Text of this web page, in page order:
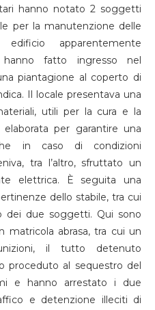
hanno notato 2 soggetti
per la manutenzione delle
apparentemente
hanno fatto ingresso nel
piantagione al coperto di
Il locale presentava una
utili per la cura e la
per garantire una
in caso di condizioni
tra l’altro, sfruttato un
elettrica. È seguita una
dello stabile, tra cui
dei due soggetti. Qui sono
matricola abrasa, tra cui un
il tutto detenuto
proceduto al sequestro del
e hanno arrestato i due
e detenzione illeciti di